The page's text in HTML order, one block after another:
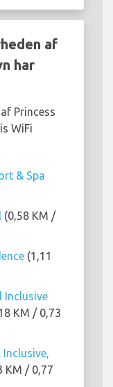
af
har
Princess
WiFi
& Spa
(0,58 KM /
(1,11
Inclusive
KM / 0,73
KM / 0,77